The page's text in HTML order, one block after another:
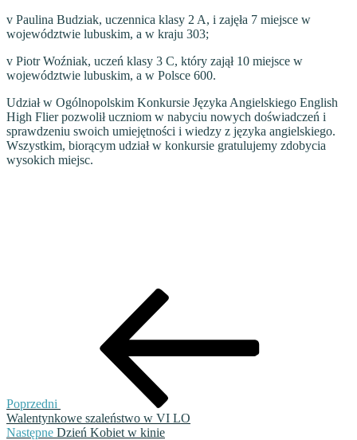
v Paulina Budziak, uczennica klasy 2 A, i zajęła 7 miejsce w
województwie lubuskim, a w kraju 303;
v Piotr Woźniak, uczeń klasy 3 C, który zajął 10 miejsce w
województwie lubuskim, a w Polsce 600.
Udział w Ogólnopolskim Konkursie Języka Angielskiego English
High Flier pozwolił uczniom w nabyciu nowych doświadczeń i
sprawdzeniu swoich umiejętności i wiedzy z języka angielskiego.
Wszystkim, biorącym udział w konkursie gratulujemy zdobycia
wysokich miejsc.
Poprzedni
Walentynkowe szaleństwo w VI LO
Następny
Następne Dzień Kobiet w kinie